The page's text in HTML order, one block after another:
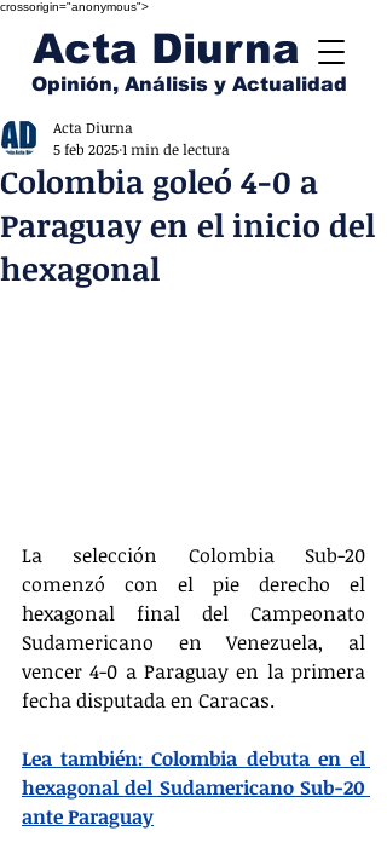
crossorigin="anonymous">
Acta Diurna
Opinión, Análisis y Actualidad
Colombia goleó 4-0 a
Paraguay en el inicio del
hexagonal
Acta Diurna
5 feb 20251 min de lectura
La selección Colombia Sub-20
comenzó con el pie derecho el
hexagonal final del Campeonato
Sudamericano en Venezuela, al
vencer 4-0 a Paraguay en la primera
fecha disputada en Caracas.
Lea también: Colombia debuta en el
hexagonal del Sudamericano Sub-20
ante Paraguay